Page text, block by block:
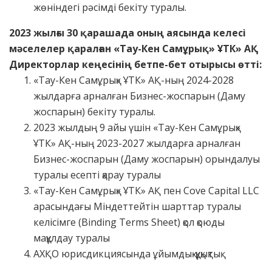
жөніндегі рәсімді бекіту туралы.
2023 жылғы 30 қарашада оның аясында келесі
мәселелер қаралған «Тау-Кен Самұрық» ҰТК» АҚ
Директорлар кеңесінің бетпе-бет отырысы өтті:
«Тау-Кен Самұрық» ҰТК» АҚ-ның 2024-2028
жылдарға арналған Бизнес-жоспарын (Даму
жоспарын) бекіту туралы.
2023 жылдың 9 айы үшін «Тау-Кен Самұрық»
ҰТК» АҚ-ның 2023-2027 жылдарға арналған
Бизнес-жоспарын (Даму жоспарын) орындалуы
туралы есепті қарау туралы
«Тау-Кен Самұрық» ҰТК» АҚ пен Cove Capital LLC
арасындағы Міндеттейтін шарттар туралы
келісімге (Binding Terms Sheet) қол қоюды
мақұлдау туралы
АХҚО юрисдикциясында ұйымдық-құқықтық